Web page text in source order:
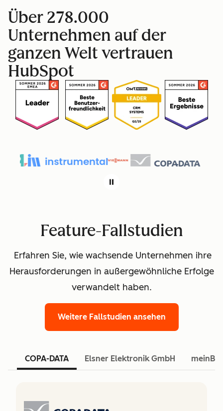
Über 278.000
Unternehmen auf der
ganzen Welt vertrauen
HubSpot
Feature-Fallstudien
Erfahren Sie, wie wachsende Unternehmen ihre
Herausforderungen in außergewöhnliche Erfolge
verwandelt haben.
Weitere Fallstudien ansehen
COPA-DATA Elsner Elektronik GmbH